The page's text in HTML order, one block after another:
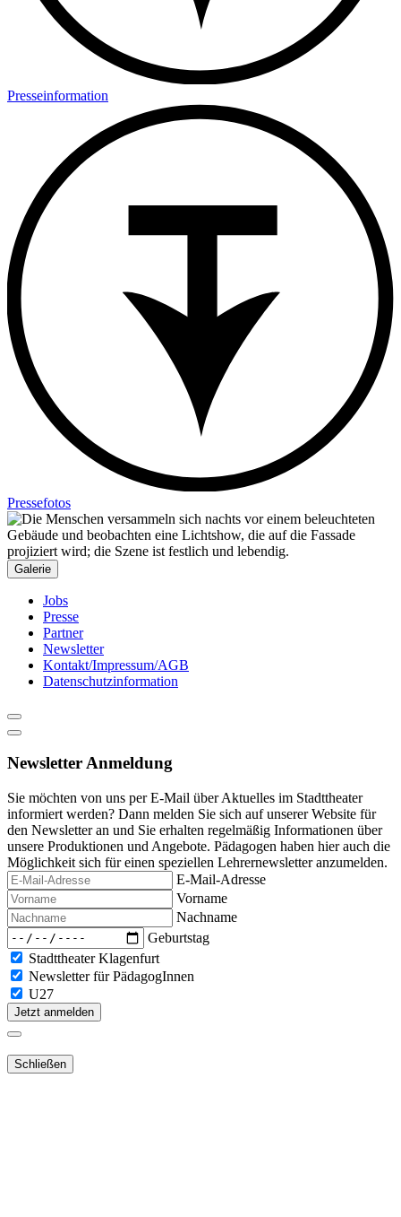
Presseinformation
Pressefotos
Galerie
Jobs
Presse
Partner
Newsletter
Kontakt/Impressum/AGB
Datenschutzinformation
Newsletter Anmeldung
Sie möchten von uns per E-Mail über Aktuelles im Stadttheater
informiert werden? Dann melden Sie sich auf unserer Website für
den Newsletter an und Sie erhalten regelmäßig Informationen über
unsere Produktionen und Angebote. Pädagogen haben hier auch die
Möglichkeit sich für einen speziellen Lehrernewsletter anzumelden.
E-Mail-Adresse
Vorname
Nachname
Geburtstag
Stadttheater Klagenfurt
Newsletter für PädagogInnen
U27
Jetzt anmelden
Schließen